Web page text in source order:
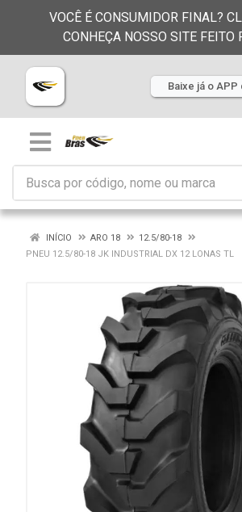
VOCÊ É CONSUMIDOR FINAL?
CONHEÇA NOSSO SITE FEITO
Baixe já o APP
INÍCIO ARO 18
12.5/80-18
PNEU 12.5/80-18 JK INDUSTRIAL DX 12 LONAS TL